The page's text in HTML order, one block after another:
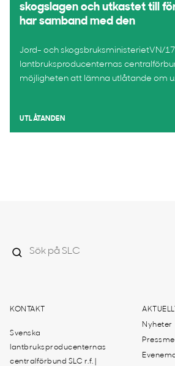
skogslagen och utkastet till
har samband med den
Jord- och skogsbruksministerietVN/
lantbruksproducenternas
möjligheten att lämna utlåtande om
UTLÅTANDEN
KONTAKT
Svenska
lantbruksproducenternas
centralförbund SLC r.f. |
AKTUELLT
Nyheter